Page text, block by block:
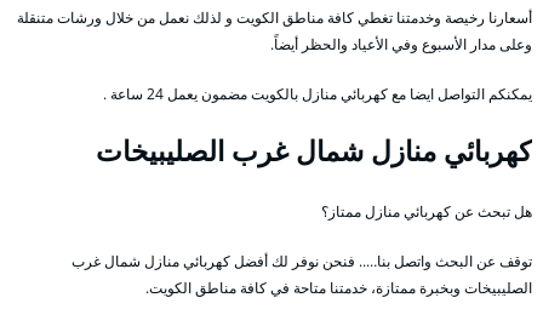
أسعارنا رخيصة وخدمتنا تغطي كافة مناطق الكويت و لذلك نعمل من خلال ورشات متنقلة
وعلى مدار الأسبوع وفي الأعياد والحظر أيضاً.
يمكنكم التواصل ايضا مع كهربائي منازل بالكويت مضمون يعمل 24 ساعة .
كهربائي منازل شمال غرب الصليبيخات
هل تبحث عن كهربائي منازل ممتاز؟
توقف عن البحث واتصل بنا….. فنحن نوفر لك أفضل كهربائي منازل شمال غرب
الصليبيخات وبخبرة ممتازة، خدمتنا متاحة في كافة مناطق الكويت.